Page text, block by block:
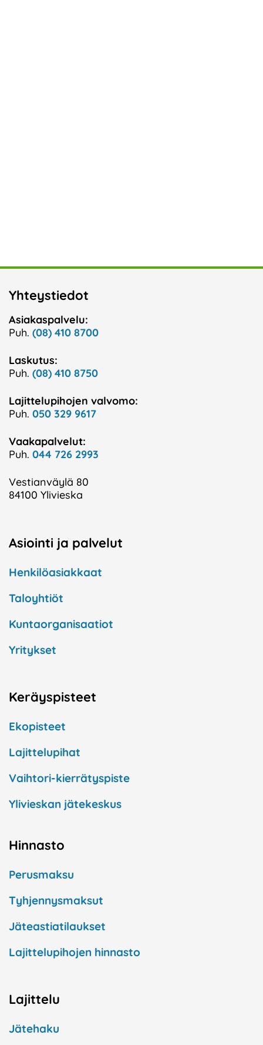
Yhteystiedot
Asiakaspalvelu:
Puh. (08) 410 8700
Laskutus:
Puh. (08) 410 8750
Lajittelupihojen valvomo:
Puh. 050 329 9617
Vaakapalvelut:
Puh. 044 726 2993
Vestianväylä 80
84100 Ylivieska
Asiointi ja palvelut
Henkilöasiakkaat
Taloyhtiöt
Kuntaorganisaatiot
Yritykset
Keräyspisteet
Ekopisteet
Lajittelupihat
Vaihtori-kierrätyspiste
Ylivieskan jätekeskus
Hinnasto
Perusmaksu
Tyhjennysmaksut
Jäteastiatilaukset
Lajittelupihojen hinnasto
Lajittelu
Jätehaku